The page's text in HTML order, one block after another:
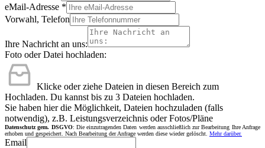
eMail-Adresse *
Vorwahl, Telefon
Ihre Nachricht an uns:
Foto oder Datei hochladen:
Klicke oder ziehe Dateien in diesen Bereich zum
Hochladen. Du kannst bis zu 3 Dateien hochladen.
Sie haben hier die Möglichkeit, Dateien hochzuladen (falls
notwendig), z.B. Leistungsverzeichnis oder Fotos/Pläne
Datenschutz gem. DSGVO: Die einzutragenden Daten werden ausschließlich zur Bearbeitung Ihre Anfrage
erhoben und gespeichert. Nach Bearbeitung der Anfrage werden diese wieder gelöscht. Mehr darüber.
Email